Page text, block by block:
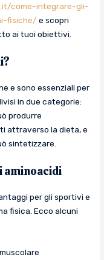
come-integrare-gli-
fisiche/ e scopri
ai tuoi obiettivi.
e sono essenziali per
in due categorie:
produrre
attraverso la dieta, e
sintetizzare.
aminoacidi
per gli sportivi e
fisica. Ecco alcuni